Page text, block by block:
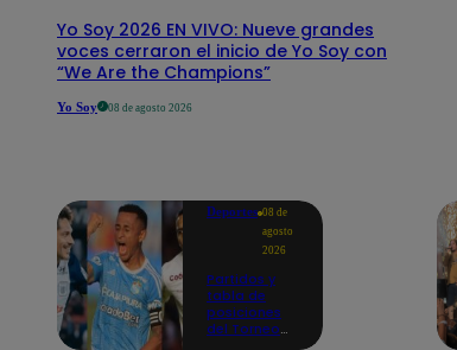
Yo Soy 2026 EN VIVO: Nueve grandes
voces cerraron el inicio de Yo Soy con
“We Are the Champions”
Yo Soy 08 de agosto 2026
Deportes 08 de
agosto
2026
Partidos y
tabla de
posiciones
del Torneo